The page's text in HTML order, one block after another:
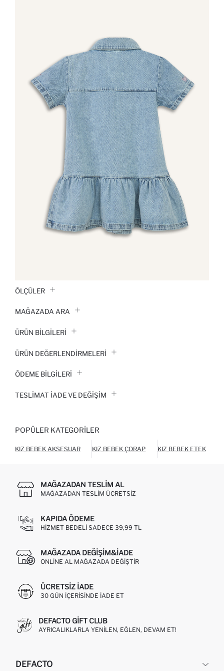
ÖLÇÜLER
MAĞAZADA ARA
ÜRÜN BILGILERI
ÜRÜN DEĞERLENDİRMELERİ
ÖDEME BİLGİLERİ
TESLIMAT İADE VE DEĞIŞIM
POPÜLER KATEGORILER
KIZ BEBEK AKSESUAR KIZ BEBEK ÇORAP KIZ BEBEK ETEK
MAĞAZADAN TESLIM AL
MAĞAZADAN TESLIM ÜCRETSIZ
KAPIDA ÖDEME
HIZMET BEDELI SADECE 39,99 TL
MAĞAZADA DEĞIŞIM&İADE
ONLINE AL MAĞAZADA DEĞIŞTIR
ÜCRETSIZ IADE
30 GÜN IÇERISINDE IADE ET
DEFACTO GIFT CLUB
AYRICALIKLARLA YENILEN, EĞLEN, DEVAM ET!
DEFACTO